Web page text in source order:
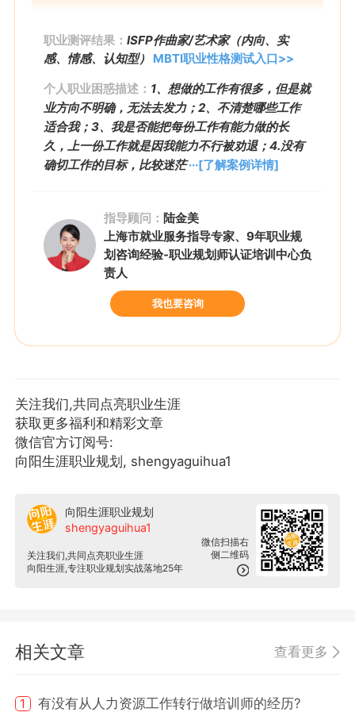
职业测评结果： ISFP作曲家/艺术家（内向、实
感、情感、认知型） MBTI职业性格测试入口>>
个人职业困惑描述： 1、想做的工作有很多，但是就
业方向不明确，无法去发力；2、不清楚哪些工作
适合我；3、我是否能把每份工作有能力做的长
久，上一份工作就是因我能力不行被劝退；4.没有
确切工作的目标，比较迷茫···[了解案例详情]
指导顾问： 陆金美
上海市就业服务指导专家、9年职业规
划咨询经验-职业规划师认证培训中心负
责人
我也要咨询
关注我们,共同点亮职业生涯
获取更多福利和精彩文章
微信官方订阅号:
向阳生涯职业规划, shengyaguihua1
微信扫描右
侧二维码
向阳生涯职业规划
shengyaguihua1
关注我们,共同点亮职业生涯
向阳生涯,专注职业规划实战落地25年
相关文章 查看更多
1 有没有从人力资源工作转行做培训师的经历?